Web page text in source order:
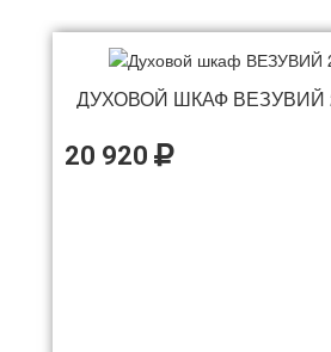
ДУХОВОЙ ШКАФ ВЕЗУВИЙ
20 920